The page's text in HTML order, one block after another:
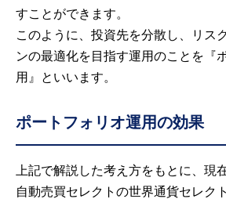
すことができます。
このように、投資先を分散し、リス
ンの最適化を目指す運用のことを『
用』といいます。
ポートフォリオ運用の効果
上記で解説した考え方をもとに、現
自動売買セレクトの世界通貨セレク